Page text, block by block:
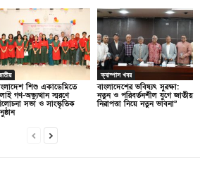
শিশু একাডেমিতে
গণ-অভ্যুত্থান স্মরণে
সভা ও সাংস্কৃতিক
ক্যাম্পাস খবর
বাংলাদেশের ভবিষ্যৎ সুরক্ষা:
নতুন ও পরিবর্তনশীল যুগে জাতীয়
নিরাপত্তা নিয়ে নতুন ভাবনা”